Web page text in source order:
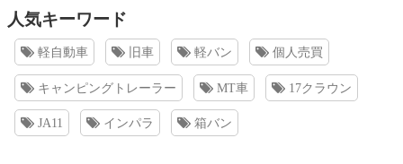
人気キーワード
軽自動車 旧車 軽バン 個人売買
キャンピングトレーラー MT車 17クラウン
JA11 インパラ 箱バン